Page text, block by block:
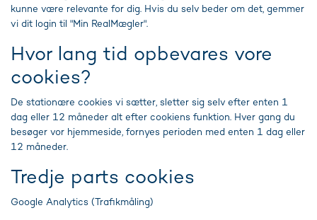
kunne være relevante for dig. Hvis du selv beder om det, gemmer
vi dit login til "Min RealMægler".
Hvor lang tid opbevares vore
cookies?
De stationære cookies vi sætter, sletter sig selv efter enten 1
dag eller 12 måneder alt efter cookiens funktion. Hver gang du
besøger vor hjemmeside, fornyes perioden med enten 1 dag eller
12 måneder.
Tredje parts cookies
Google Analytics (Trafikmåling)